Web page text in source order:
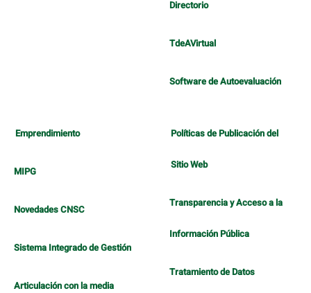
Directorio
TdeAVirtual
Software de Autoevaluación
Emprendimiento
MIPG
Novedades CNSC
Sistema Integrado de Gestión
Articulación con la media
Políticas de Publicación del
Sitio Web
Transparencia y Acceso a la
Información Pública
Tratamiento de Datos